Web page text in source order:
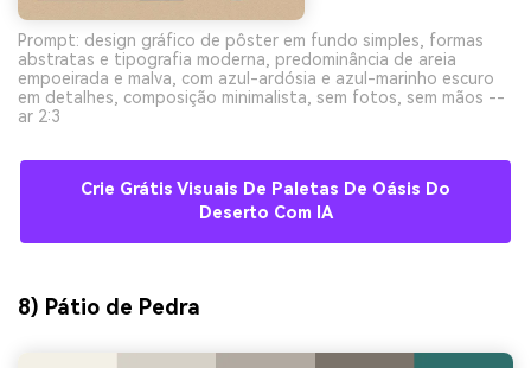
Prompt: design gráfico de pôster em fundo simples, formas
abstratas e tipografia moderna, predominância de areia
empoeirada e malva, com azul-ardósia e azul-marinho escuro
em detalhes, composição minimalista, sem fotos, sem mãos --
ar 2:3
Crie Grátis Visuais De Paletas De Oásis Do
Deserto Com IA
8) Pátio de Pedra